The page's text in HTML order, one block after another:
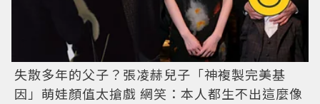
失散多年的父子？張凌赫兒子「神複製完美基
因」萌娃顏值太搶戲 網笑：本人都生不出這麼像